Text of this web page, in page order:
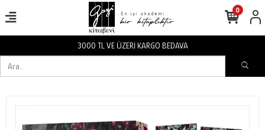
3000 TL VE ÜZERİ KARGO BEDAVA
0